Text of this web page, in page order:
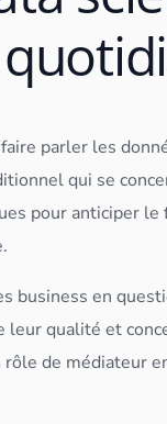
faire parler les
qui se
pour anticiper
business en
leur qualité et
de médiateur